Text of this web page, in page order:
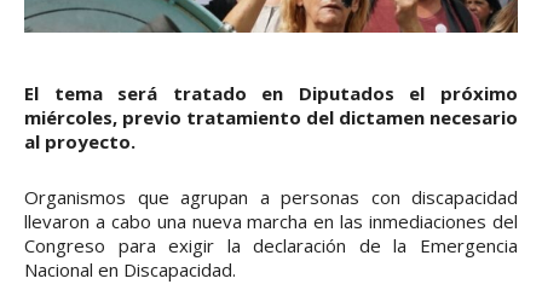
El tema será tratado en Diputados el próximo
miércoles, previo tratamiento del dictamen necesario
al proyecto.
Organismos que agrupan a personas con discapacidad
llevaron a cabo una nueva marcha en las inmediaciones del
Congreso para exigir la declaración de la Emergencia
Nacional en Discapacidad.